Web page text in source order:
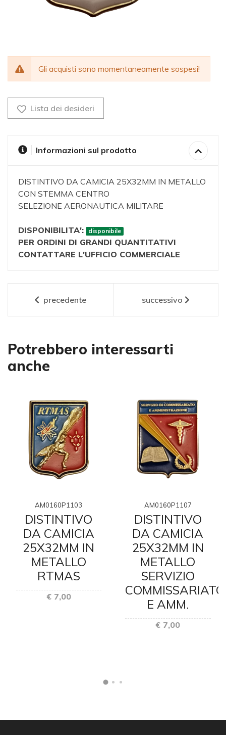
Gli acquisti sono momentaneamente sospesi!
Lista dei desideri
Informazioni sul prodotto
DISTINTIVO DA CAMICIA 25X32MM IN METALLO
CON STEMMA CENTRO
SELEZIONE AERONAUTICA MILITARE
DISPONIBILITA': disponibile
PER ORDINI DI GRANDI QUANTITATIVI
CONTATTARE L'UFFICIO COMMERCIALE
precedente successivo
Potrebbero interessarti
anche
AM0160P1103
DISTINTIVO
DA CAMICIA
25X32MM IN
METALLO
RTMAS
€ 7,00
AM0160P1107
DISTINTIVO
DA CAMICIA
25X32MM IN
METALLO
SERVIZIO
COMMISSARIATO
E AMM.
€ 7,00